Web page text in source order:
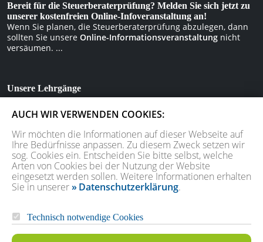
Bereit für die Steuerberaterprüfung? Melden Sie sich jetzt zu
unserer kostenfreien Online-Infoveranstaltung an!
Wenn Sie planen, die Steuerberaterprüfung abzulegen, dann
sollten Sie unsere Online-Informationsveranstaltung nicht
versäumen. ...
Unsere Lehrgänge
als Fernlehrgang oder im Klausurenkurs.
Unser Partner
» Juristisches Repetitorium hemmer
AUCH WIR VERWENDEN COOKIES:
Wir möchten die Informationen auf dieser Webseite auf
Ihre Bedürfnisse anpassen. Zu diesem Zweck setzen wir
sog. Cookies ein. Entscheiden Sie bitte selbst, welche
Arten von Cookies bei der Nutzung der Website
eingesetzt werden sollen. Weitere Informationen erhalten
Sie in unserer
Datenschutzerklärung.
Technisch notwendige Cookies